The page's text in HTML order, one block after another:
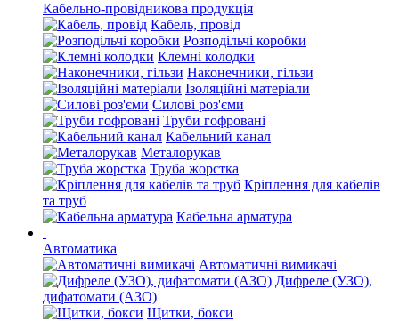
Кабельно-провідникова продукція
Кабель, провід
Розподільчі коробки
Клемні колодки
Наконечники, гільзи
Ізоляційні матеріали
Силові роз'єми
Труби гофровані
Кабельний канал
Металорукав
Труба жорстка
Кріплення для кабелів
та труб
Кабельна арматура
Автоматика
Автоматичні вимикачі
Дифреле (УЗО),
дифатомати (АЗО)
Щитки, бокси